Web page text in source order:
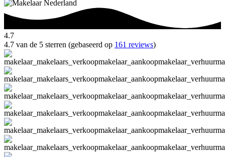
4.7
4.7 van de 5 sterren (gebaseerd op 161 reviews)